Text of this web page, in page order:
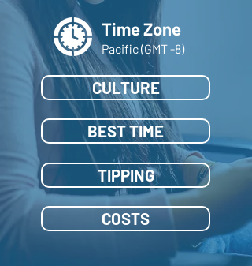
Time Zone
Pacific (GMT -8)
CULTURE
BEST TIME
TIPPING
COSTS